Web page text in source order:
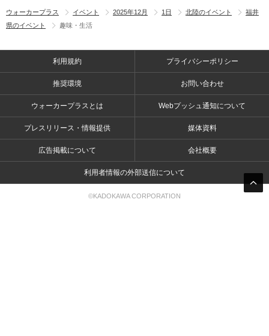
ウォーカープラス イベント 2025年12月 1日 北陸のイベント
福井
県のイベント
趣味・生活
利用規約 プライバシーポリシー
推奨環境 お問い合わせ
ウォーカープラスとは Webプッシュ通知について
プレスリリース・情報提供 媒体資料
広告掲載について 会社概要
利用者情報の外部送信について
©KADOKAWA CORPORATION